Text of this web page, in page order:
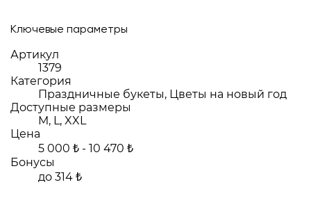
Ключевые параметры
Артикул
1379
Категория
Праздничные букеты, Цветы на новый год
Доступные размеры
M, L, XXL
Цена
5 000 ₺ - 10 470 ₺
Бонусы
до 314 ₺